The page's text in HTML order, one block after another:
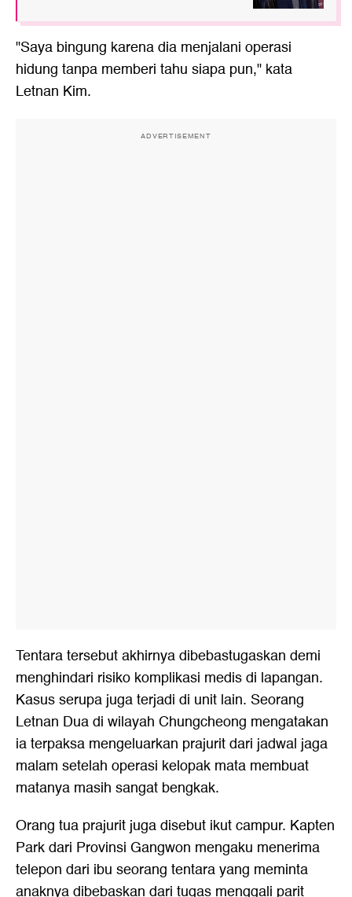
"Saya bingung karena dia menjalani operasi
hidung tanpa memberi tahu siapa pun," kata
Letnan Kim.
ADVERTISEMENT
Tentara tersebut akhirnya dibebastugaskan demi
menghindari risiko komplikasi medis di lapangan.
Kasus serupa juga terjadi di unit lain. Seorang
Letnan Dua di wilayah Chungcheong mengatakan
ia terpaksa mengeluarkan prajurit dari jadwal jaga
malam setelah operasi kelopak mata membuat
matanya masih sangat bengkak.
Orang tua prajurit juga disebut ikut campur. Kapten
Park dari Provinsi Gangwon mengaku menerima
telepon dari ibu seorang tentara yang meminta
anaknya dibebaskan dari tugas menggali parit